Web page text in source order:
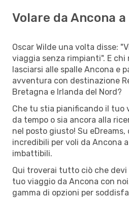
Volare da Ancona
Oscar Wilde una volta disse:
viaggia senza rimpianti". E
lasciarsi alle spalle Ancona e
avventura con destinazione
Bretagna e Irlanda del Nord?
Che tu stia pianificando il tuo
da tempo o sia ancora alla
nel posto giusto! Su
incredibili per voli da Ancona
imbattibili.
Qui troverai tutto ciò che devi
tuo viaggio da Ancona con
gamma di opzioni per